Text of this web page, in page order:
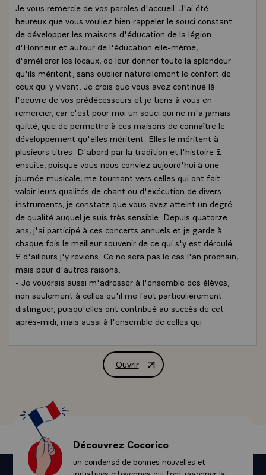
Je vous remercie de vos paroles d'accueil. J'ai été
heureux que vous vouliez bien rappeler le souci constant
de développer les maisons d'éducation de la légion
d'Honneur et autour de l'éducation elle-même,
d'améliorer les locaux, de leur donner toute la splendeur
qu'ils méritent, sans oublier naturellement le confort de
ceux qui y vivent. Je crois que vous avez continué là
l'oeuvre de vos prédécesseurs et je tiens à vous en
remercier, car c'est pour moi un souci qui ne m'a jamais
quitté, que de permettre à ces maisons de connaître le
développement qu'elles méritent. Elles le méritent à
plusieurs titres. D'abord par la tradition et l'histoire £
ensuite, puisque vous nous conviez aujourd'hui à une
journée musicale, me tournant vers celles qui ont fait
valoir leurs qualités de chant ou d'exécution de divers
instruments, je constate que vous avez atteint un degré
de qualité auquel je suis très sensible. Depuis quatorze
ans, j'ai participé à ces concerts annuels et je garde à
chaque fois le meilleur souvenir de ce qui s'y est déroulé
£ d'ailleurs j'y reviens. Ce ne sera pas le cas l'an prochain,
mais pour d'autres raisons.
- Je voudrais aussi m'adresser à l'ensemble des élèves,
non seulement à celles qu'il me faut particulièrement
distinguer, puisqu'elles ont contribué au succès de cet
après-midi, mais aussi à l'ensemble de celles qui
l'enseignement et les qualités de celles qui enseignent,
ce qui ne m'étonne pas, les connaissant quelquefois
réunies autour de Mme et M. l'Intendant et de vous,
mesdames et messieurs. Vous êtes venus comme moi
témoigner pour les maisons d'éducation de la légion
d'Honneur.
- On pourrait croire cette institution poussiéreuse. Je n'y
connaissais pas grand-chose avant 1981, et j'ai appris à
Ouvrir
Allocution de M. François Mitterrand,
Découvrez Cocorico
un condensé de bonnes nouvelles et